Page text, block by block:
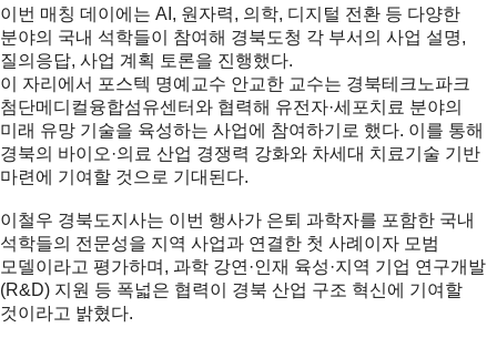
이번 매칭 데이에는 AI, 원자력, 의학, 디지털 전환 등 다양한
분야의 국내 석학들이 참여해 경북도청 각 부서의 사업 설명,
질의응답, 사업 계획 토론을 진행했다.
이 자리에서 포스텍 명예교수 안교한 교수는 경북테크노파크
첨단메디컬융합섬유센터 와 협력해 유전자·세포치료 분야의
미래 유망 기술을 육성하는 사업에 참여하기로 했다. 이를 통해
경북의 바이오·의료 산업 경쟁력 강화와 차세대 치료기술 기반
마련에 기여할 것으로 기대된다.
이철우 경북도지사는 이번 행사가 은퇴 과학자를 포함한 국내
석학들의 전문성을 지역 사업과 연결한 첫 사례이자 모범
모델이라고 평가하며, 과학 강연·인재 육성·지역 기업 연구개발
(R&D) 지원 등 폭넓은 협력이 경북 산업 구조 혁신에 기여할
것이라고 밝혔다.